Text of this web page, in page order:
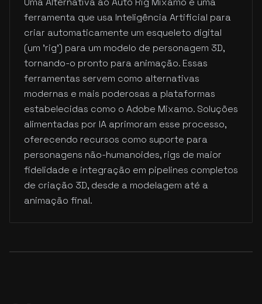
ferramenta que usa Inteligência Artificial para
criar automaticamente um esqueleto digital
(um 'rig') para um modelo de personagem 3D,
tornando-o pronto para animação. Essas
ferramentas servem como alternativas
modernas e mais poderosas a plataformas
estabelecidas como o Adobe Mixamo. Soluções
alimentadas por IA aprimoram esse processo,
oferecendo recursos como suporte para
personagens não-humanoides, rigs de maior
fidelidade e integração em pipelines completos
de criação 3D, desde a modelagem até a
animação final.